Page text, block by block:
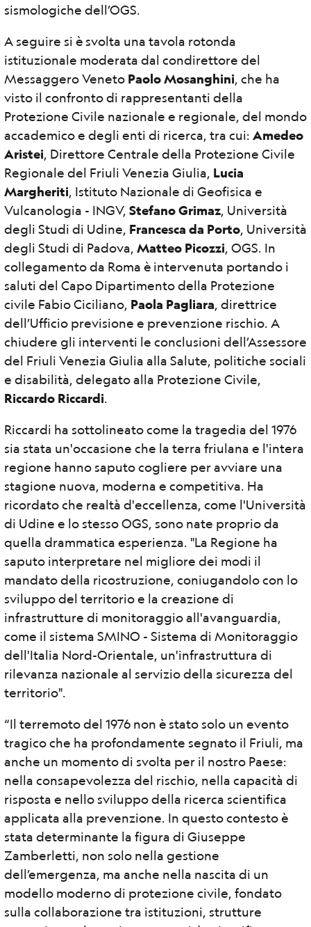
sismologiche dell’OGS.
A seguire si è svolta una tavola rotonda
istituzionale moderata dal condirettore del
Messaggero Veneto Paolo Mosanghini, che ha
visto il confronto di rappresentanti della
Protezione Civile nazionale e regionale, del mondo
accademico e degli enti di ricerca, tra cui: Amedeo
Aristei, Direttore Centrale della Protezione Civile
Regionale del Friuli Venezia Giulia, Lucia
Margheriti, Istituto Nazionale di Geofisica e
Vulcanologia - INGV, Stefano Grimaz, Università
degli Studi di Udine, Francesca da Porto, Università
degli Studi di Padova, Matteo Picozzi, OGS. In
collegamento da Roma è intervenuta portando i
saluti del Capo Dipartimento della Protezione
civile Fabio Ciciliano, Paola Pagliara, direttrice
dell’Ufficio previsione e prevenzione rischio. A
chiudere gli interventi le conclusioni dell’Assessore
del Friuli Venezia Giulia alla Salute, politiche sociali
e disabilità, delegato alla Protezione Civile,
Riccardo Riccardi.
Riccardi ha sottolineato come la tragedia del 1976
sia stata un'occasione che la terra friulana e l'intera
regione hanno saputo cogliere per avviare una
stagione nuova, moderna e competitiva. Ha
ricordato che realtà d'eccellenza, come l'Università
di Udine e lo stesso OGS, sono nate proprio da
quella drammatica esperienza. "La Regione ha
saputo interpretare nel migliore dei modi il
mandato della ricostruzione, coniugandolo con lo
sviluppo del territorio e la creazione di
infrastrutture di monitoraggio all'avanguardia,
come il sistema SMINO - Sistema di Monitoraggio
dell'Italia Nord-Orientale, un'infrastruttura di
rilevanza nazionale al servizio della sicurezza del
territorio".
“Il terremoto del 1976 non è stato solo un evento
tragico che ha profondamente segnato il Friuli, ma
anche un momento di svolta per il nostro Paese:
nella consapevolezza del rischio, nella capacità di
risposta e nello sviluppo della ricerca scientifica
applicata alla prevenzione. In questo contesto è
stata determinante la figura di Giuseppe
Zamberletti, non solo nella gestione
dell’emergenza, ma anche nella nascita di un
modello moderno di protezione civile, fondato
sulla collaborazione tra istituzioni, strutture